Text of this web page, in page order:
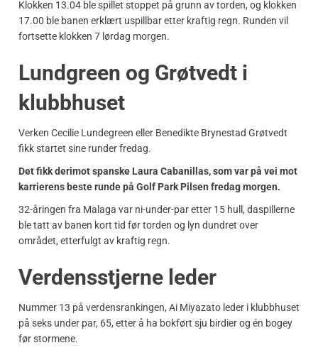
Klokken 13.04 ble spillet stoppet på grunn av torden, og klokken
17.00 ble banen erklært uspillbar etter kraftig regn. Runden vil
fortsette klokken 7 lørdag morgen.
Lundgreen og Grøtvedt i
klubbhuset
Verken Cecilie Lundegreen eller Benedikte Brynestad Grøtvedt
fikk startet sine runder fredag.
Det fikk derimot spanske Laura Cabanillas, som var på vei mot
karrierens beste runde på Golf Park Pilsen fredag morgen.
32-åringen fra Malaga var ni-under-par etter 15 hull, daspillerne
ble tatt av banen kort tid før torden og lyn dundret over
området, etterfulgt av kraftig regn.
Verdensstjerne leder
Nummer 13 på verdensrankingen, Ai Miyazato leder i klubbhuset
på seks under par, 65, etter å ha bokført sju birdier og én bogey
før stormene.